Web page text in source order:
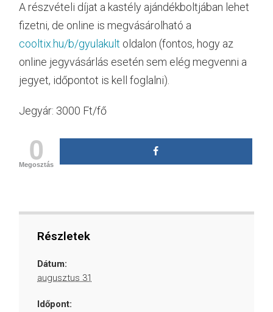
A részvételi díjat a kastély ajándékboltjában lehet
fizetni, de online is megvásárolható a
cooltix.hu/b/gyulakult oldalon (fontos, hogy az
online jegyvásárlás esetén sem elég megvenni a
jegyet, időpontot is kell foglalni).
Jegyár: 3000 Ft/fő
0
Megosztás
Részletek
Dátum:
augusztus 31
Időpont: